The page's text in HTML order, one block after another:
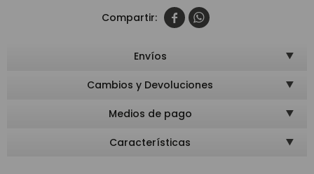
 
Envíos
Cambios y Devoluciones
Medios de pago
Características